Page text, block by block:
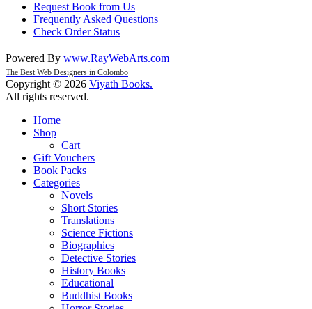
Request Book from Us
Frequently Asked Questions
Check Order Status
Powered By www.RayWebArts.com
The Best Web Designers in Colombo
Copyright © 2026 Viyath Books.
All rights reserved.
Home
Shop
Cart
Gift Vouchers
Book Packs
Categories
Novels
Short Stories
Translations
Science Fictions
Biographies
Detective Stories
History Books
Educational
Buddhist Books